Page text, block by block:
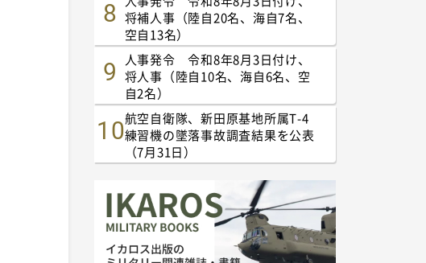
将補人事（陸自20名、海自7名、
空自13名）
人事発令 令和8年8月3日付け、
将人事（陸自10名、海自6名、空
自2名）
航空自衛隊、新田原基地所属T-4
練習機の墜落事故調査結果を公表
（7月31日）